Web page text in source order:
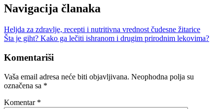
Navigacija članaka
Heljda za zdravlje, recepti i nutritivna vrednost čudesne žitarice
Šta je giht? Kako ga lečiti ishranom i drugim prirodnim lekovima?
Komentariši
Vaša email adresa neće biti objavljivana. Neophodna polja su
označena sa *
Komentar *